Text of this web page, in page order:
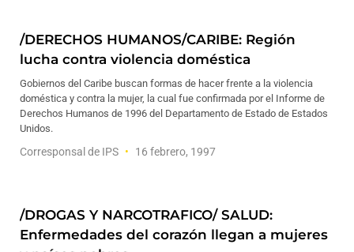
/DERECHOS HUMANOS/CARIBE: Región
lucha contra violencia doméstica
Gobiernos del Caribe buscan formas de hacer frente a la violencia
doméstica y contra la mujer, la cual fue confirmada por el Informe de
Derechos Humanos de 1996 del Departamento de Estado de Estados
Unidos.
Corresponsal de IPS 16 febrero, 1997
/DROGAS Y NARCOTRAFICO/ SALUD:
Enfermedades del corazón llegan a mujeres